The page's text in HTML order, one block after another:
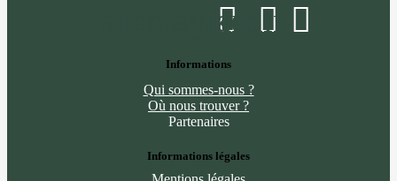
Instagram
Linkedin
Informations
Qui sommes-nous ?
Où nous trouver ?
Partenaires
Informations légales